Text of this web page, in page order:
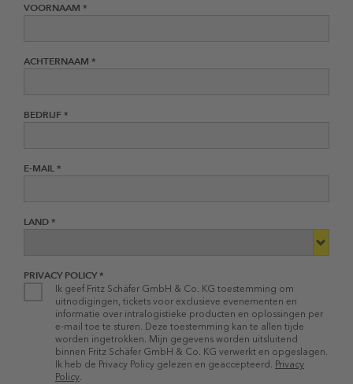
VOORNAAM *
ACHTERNAAM *
BEDRIJF *
E-MAIL *
LAND *
PRIVACY POLICY *
Ik geef Fritz Schäfer GmbH & Co. KG toestemming om
uitnodigingen, tickets voor exclusieve evenementen en
informatie over intralogistieke producten en oplossingen per
e-mail toe te sturen. Deze toestemming kan te allen tijde
worden ingetrokken. Mijn gegevens worden uitsluitend
binnen Fritz Schäfer GmbH & Co. KG verwerkt en opgeslagen.
Ik heb de Privacy Policy gelezen en geaccepteerd. Privacy
Policy.